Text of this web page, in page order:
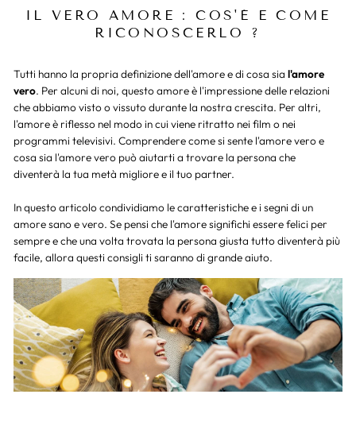
IL VERO AMORE : COS'È E COME
RICONOSCERLO ?
Tutti hanno la propria definizione dell'amore e di cosa sia l'amore
vero. Per alcuni di noi, questo amore è l'impressione delle relazioni
che abbiamo visto o vissuto durante la nostra crescita. Per altri,
l'amore è riflesso nel modo in cui viene ritratto nei film o nei
programmi televisivi. Comprendere come si sente l'amore vero e
cosa sia l'amore vero può aiutarti a trovare la persona che
diventerà la tua metà migliore e il tuo partner.
In questo articolo condividiamo le caratteristiche e i segni di un
amore sano e vero. Se pensi che l'amore significhi essere felici per
sempre e che una volta trovata la persona giusta tutto diventerà più
facile, allora questi consigli ti saranno di grande aiuto.